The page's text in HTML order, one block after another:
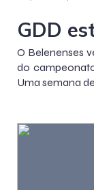
GDD
O Belenenses
do
Uma semana